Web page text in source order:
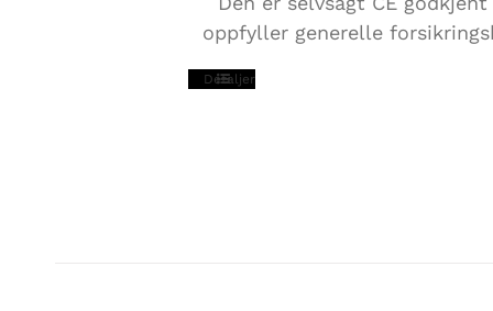
oppfyller generelle
Detaljer